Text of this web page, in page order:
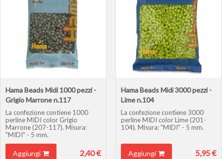
Hama Beads Midi 1000 pezzi -
Grigio Marrone n.117
La confezione contiene 1000
perline MIDI color Grigio
Marrone (207-117). Misura:
"MIDI" - 5 mm.
Aggiungi 2,40 €
Hama Beads Midi 3000 pezzi -
Lime n.104
La confezione contiene 3000
perline MIDI color Lime (201-
104). Misura: "MIDI" - 5 mm.
Aggiungi 5,95 €